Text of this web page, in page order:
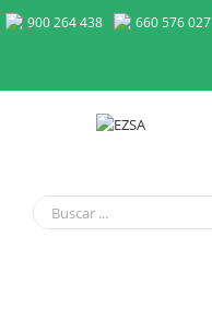
900 264 438 660 576 027